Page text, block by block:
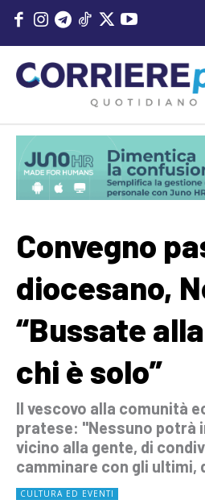
Convegno
diocesano,
“Bussate
chi è solo”
Il vescovo alla comunità
pratese: "Nessuno potrà
vicino alla gente, di
camminare con gli ultimi,
CULTURA ED EVENTI